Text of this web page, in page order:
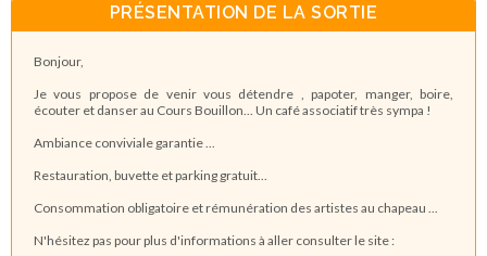
PRÉSENTATION DE LA SORTIE
Bonjour,
Je vous propose de venir vous détendre , papoter, manger, boire,
écouter et danser au Cours Bouillon... Un café associatif très sympa !
Ambiance conviviale garantie ...
Restauration, buvette et parking gratuit...
Consommation obligatoire et rémunération des artistes au chapeau ...
N'hésitez pas pour plus d'informations à aller consulter le site :